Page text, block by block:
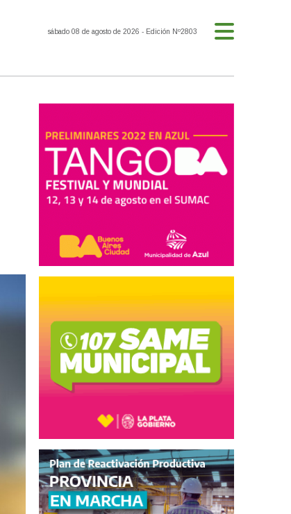
sábado 08 de agosto de 2026 - Edición Nº2803